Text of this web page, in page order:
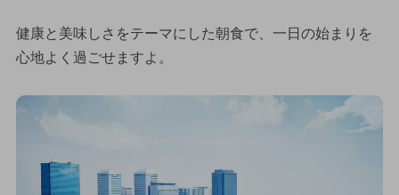
健康と美味しさをテーマにした朝食で、一日の始まりを
心地よく過ごせますよ。